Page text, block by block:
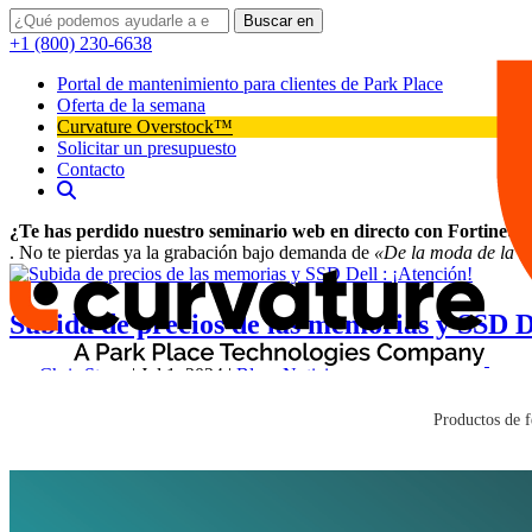
Buscar en
+1 (800) 230-6638
Portal de mantenimiento para clientes de Park Place
Oferta de la semana
Curvature Overstock™
Solicitar un presupuesto
Contacto
Productos de
¿Te has perdido nuestro seminario web en directo con Fortinet?
. No te pierdas ya la grabación bajo demanda de «De la moda de la
Subida de precios de las memorias y SSD
Chris Stone | Jul 1, 2024 | Blog
Noticias
¡Líderes de TI! ¡Sujétense a sus bastidores de servidores! Dell